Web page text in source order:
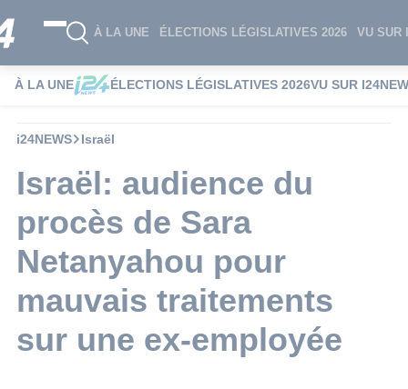
À LA UNE ÉLECTIONS LÉGISLATIVES 2026 VU SUR
À LA UNE ÉLECTIONS LÉGISLATIVES 2026VU SUR
i24NEWS Israël
Israël: audience du
procès de Sara
Netanyahou pour
mauvais traitements
sur une ex-employée